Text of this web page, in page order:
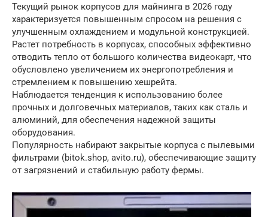
Текущий рынок корпусов для майнинга в 2026 году
характеризуется повышенным спросом на решения с
улучшенным охлаждением и модульной конструкцией.
Растет потребность в корпусах, способных эффективно
отводить тепло от большого количества видеокарт, что
обусловлено увеличением их энергопотребления и
стремлением к повышению хешрейта.
Наблюдается тенденция к использованию более
прочных и долговечных материалов, таких как сталь и
алюминий, для обеспечения надежной защиты
оборудования.
Популярность набирают закрытые корпуса с пылевыми
фильтрами (bitok.shop, avito.ru), обеспечивающие защиту
от загрязнений и стабильную работу фермы.